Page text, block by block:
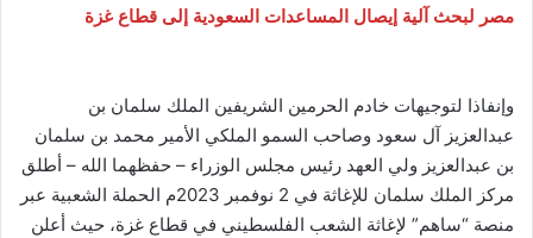
مصر لبحث آلية إيصال المساعدات السعودية إلى قطاع غزة
وإنفاذا لتوجيهات خادم الحرمين الشريفين الملك سلمان بن
عبدالعزيز آل سعود وصاحب السمو الملكي الأمير محمد بن سلمان
بن عبدالعزيز ولي العهد رئيس مجلس الوزراء – حفظهما الله – أطلق
مركز الملك سلمان للإغاثة في 2 نوفمبر 2023م الحملة الشعبية عبر
منصة “ساهم” لإغاثة الشعب الفلسطيني في قطاع غزة، حيث أعلن